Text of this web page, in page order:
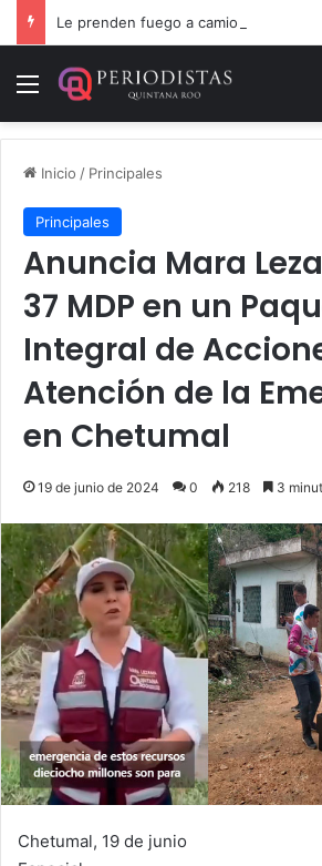
Menú
Inicio / Principales
Principales
Anuncia Mara
37 MDP en un
Integral de
Atención de la
en Chetumal
19 de junio de 2024 0 218 3
Chetumal, 19 de junio